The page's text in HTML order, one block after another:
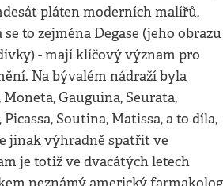
pláten moderních malířů,
to zejména Degase (jeho obrazu
- mají klíčový význam pro
Na bývalém nádraží byla
Gauguina, Seurata,
Soutina, Matissa, a to díla,
jinak výhradně spatřit ve
je totiž ve dvacátých letech